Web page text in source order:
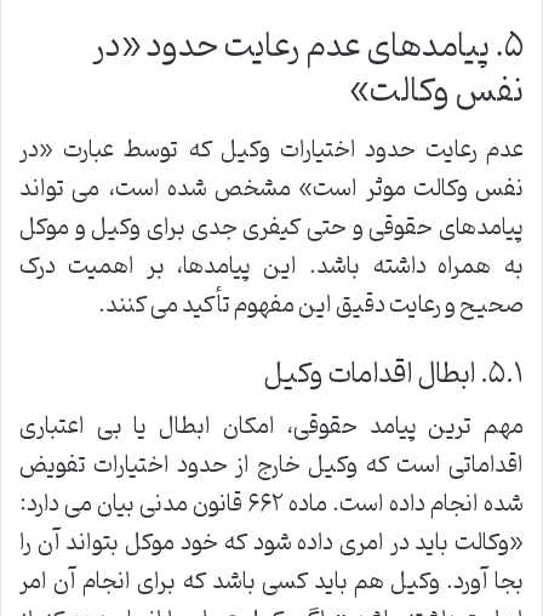
۵. پیامدهای عدم رعایت حدود «در
نفس وکالت»
عدم رعایت حدود اختیارات وکیل که توسط عبارت «در
نفس وکالت موثر است» مشخص شده است، می تواند
پیامدهای حقوقی و حتی کیفری جدی برای وکیل و موکل
به همراه داشته باشد. این پیامدها، بر اهمیت درک
صحیح و رعایت دقیق این مفهوم تأکید می کنند.
۵.۱. ابطال اقدامات وکیل
مهم ترین پیامد حقوقی، امکان ابطال یا بی اعتباری
اقداماتی است که وکیل خارج از حدود اختیارات تفویض
شده انجام داده است. ماده ۶۶۲ قانون مدنی بیان می دارد:
«وکالت باید در امری داده شود که خود موکل بتواند آن را
بجا آورد. وکیل هم باید کسی باشد که برای انجام آن امر